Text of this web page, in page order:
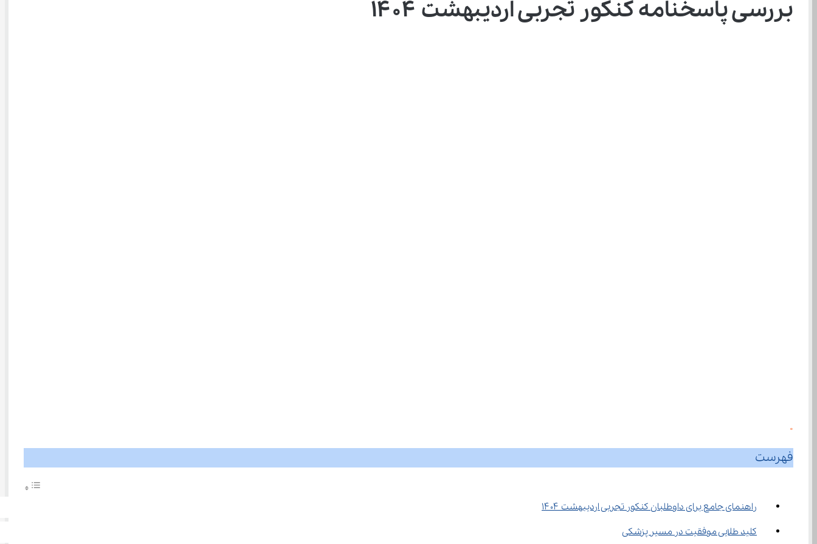
بررسی پاسخنامه کنکور تجربی اردیبهشت ۱۴۰۴
0
فهرست
راهنمای جامع برای داوطلبان کنکور تجربی اردیبهشت ۱۴۰۴
کلید طلایی موفقیت در مسیر پزشکی